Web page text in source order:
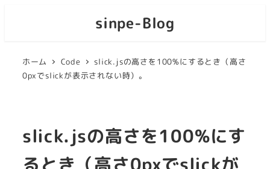
sinpe-Blog
ホーム Code
slick.jsの高さを100%にするとき（高さ
0pxでslickが表示されない時）。
slick.jsの高さを100%にす
るとき（高さ0pxでslickが